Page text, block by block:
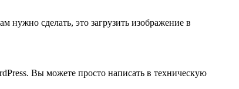
сделать, это загрузить изображение в
Вы можете просто написать в техническую